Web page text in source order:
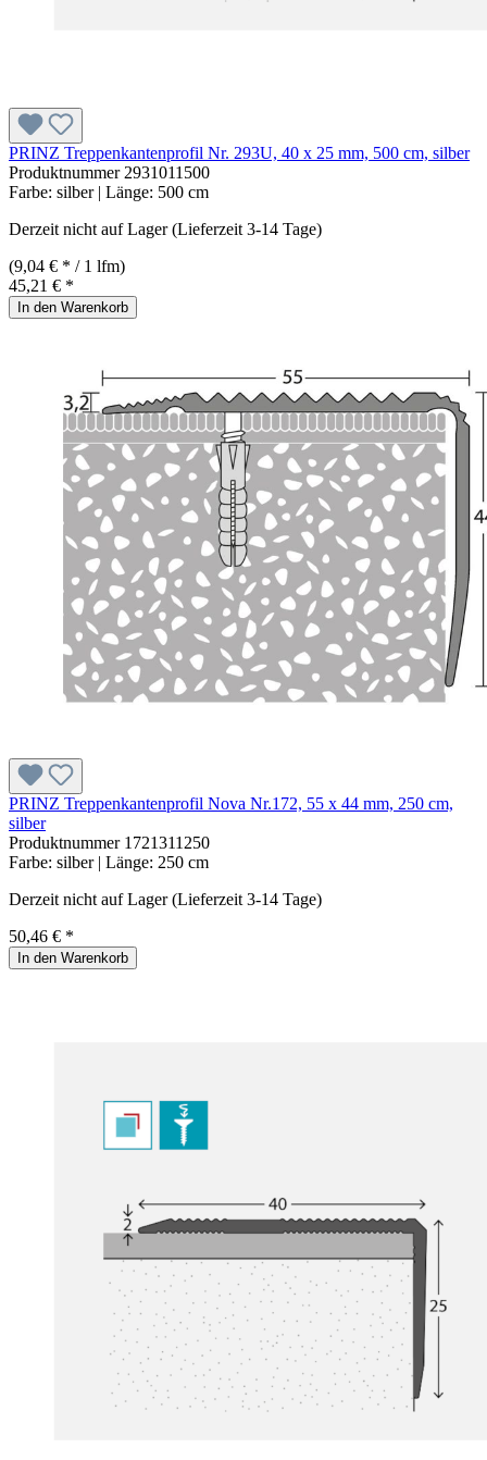
PRINZ Treppenkantenprofil Nr. 293U, 40 x 25 mm, 500 cm, silber
Produktnummer 2931011500
Farbe: silber | Länge: 500 cm
Derzeit nicht auf Lager (Lieferzeit 3-14 Tage)
(9,04 € * / 1 lfm)
45,21 € *
In den Warenkorb
PRINZ Treppenkantenprofil Nova Nr.172, 55 x 44 mm, 250 cm,
silber
Produktnummer 1721311250
Farbe: silber | Länge: 250 cm
Derzeit nicht auf Lager (Lieferzeit 3-14 Tage)
50,46 € *
In den Warenkorb